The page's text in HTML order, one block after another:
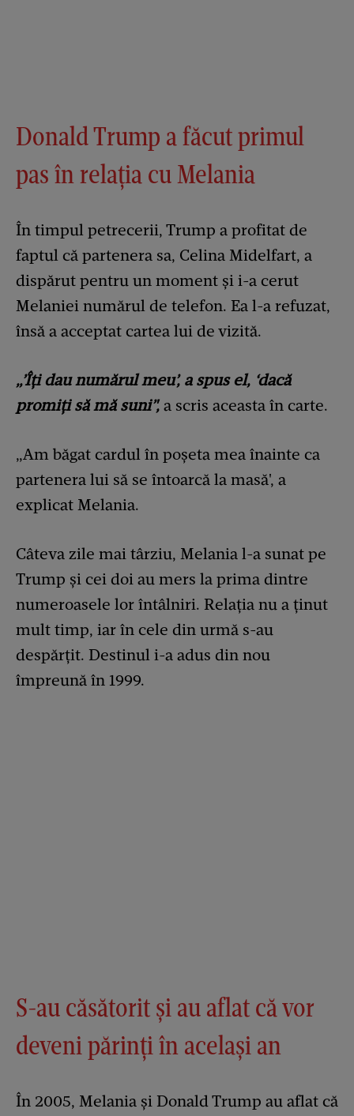
Donald Trump a făcut primul
pas în relația cu Melania
În timpul petrecerii, Trump a profitat de
faptul că partenera sa, Celina Midelfart, a
dispărut pentru un moment și i-a cerut
Melaniei numărul de telefon. Ea l-a refuzat,
însă a acceptat cartea lui de vizită.
„’Îți dau numărul meu’, a spus el, ‘dacă
promiți să mă suni’', a scris aceasta în carte.
„Am băgat cardul în poșeta mea înainte ca
partenera lui să se întoarcă la masă', a
explicat Melania.
Câteva zile mai târziu, Melania l-a sunat pe
Trump și cei doi au mers la prima dintre
numeroasele lor întâlniri. Relația nu a ținut
mult timp, iar în cele din urmă s-au
despărțit. Destinul i-a adus din nou
împreună în 1999.
S-au căsătorit și au aflat că vor
deveni părinți în același an
În 2005, Melania și Donald Trump au aflat că